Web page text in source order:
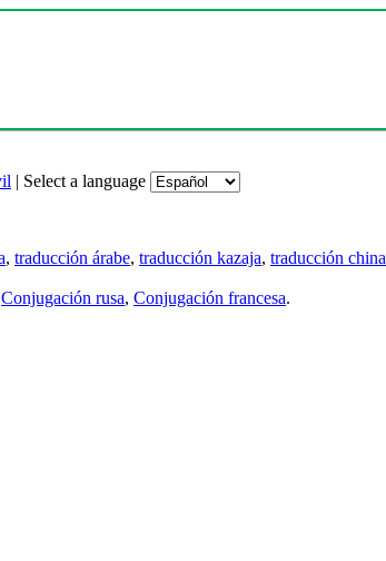
| Select a language
, traducción árabe, traducción kazaja, traducción china
Conjugación rusa, Conjugación francesa.